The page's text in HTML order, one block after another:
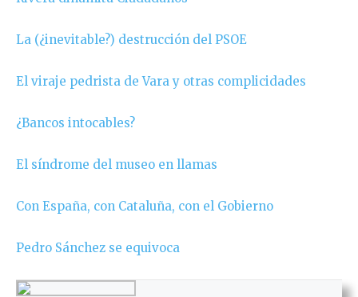
La (¿inevitable?) destrucción del PSOE
El viraje pedrista de Vara y otras complicidades
¿Bancos intocables?
El síndrome del museo en llamas
Con España, con Cataluña, con el Gobierno
Pedro Sánchez se equivoca